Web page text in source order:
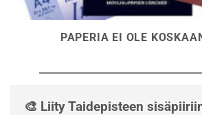
PAPERIA EI OLE
🎨 Liity Taidepisteen